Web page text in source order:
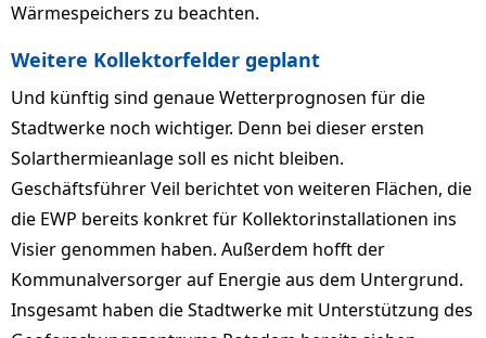
Wärmespeichers zu beachten.
Weitere Kollektorfelder geplant
Und künftig sind genaue Wetterprognosen für die
Stadtwerke noch wichtiger. Denn bei dieser ersten
Solarthermieanlage soll es nicht bleiben.
Geschäftsführer Veil berichtet von weiteren Flächen, die
die EWP bereits konkret für Kollektorinstallationen ins
Visier genommen haben. Außerdem hofft der
Kommunalversorger auf Energie aus dem Untergrund.
Insgesamt haben die Stadtwerke mit Unterstützung des